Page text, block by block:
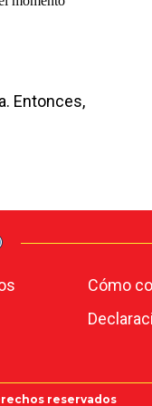
Entonces,
Cómo
reservados